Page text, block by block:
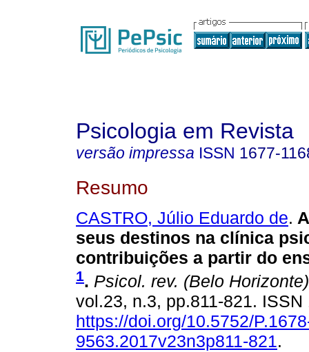
Psicologia em Revista
versão impressa ISSN 1677-
Resumo
CASTRO, Júlio Eduardo de.
seus destinos na clínica
contribuições a partir do
1. Psicol. rev. (Belo Horizonte)
vol.23, n.3, pp.811-821.
https://doi.org/10.5752/
9563.2017v23n3p811-821.